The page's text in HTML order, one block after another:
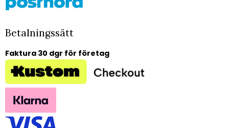
Betalningssätt
Faktura 30 dgr för företag